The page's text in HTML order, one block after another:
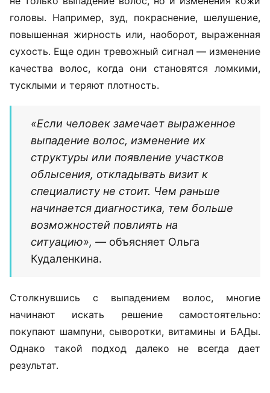
не только выпадение волос, но и изменения кожи
головы. Например, зуд, покраснение, шелушение,
повышенная жирность или, наоборот, выраженная
сухость. Еще один тревожный сигнал — изменение
качества волос, когда они становятся ломкими,
тусклыми и теряют плотность.
выпадение волос, изменение их
структуры или появление участков
облысения, откладывать визит к